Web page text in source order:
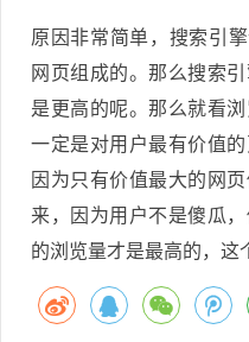
原因非常简单，搜索引
网页组成的。那么搜索
是更高的呢。那么就看
一定是对用户最有价值
因为只有价值最大的网
来，因为用户不是傻瓜
的浏览量才是最高的，这